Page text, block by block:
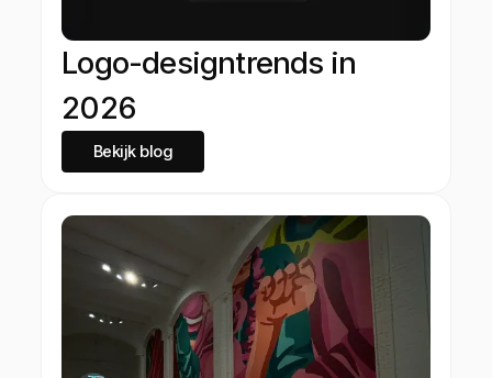
Logo-designtrends in
2026
Bekijk blog